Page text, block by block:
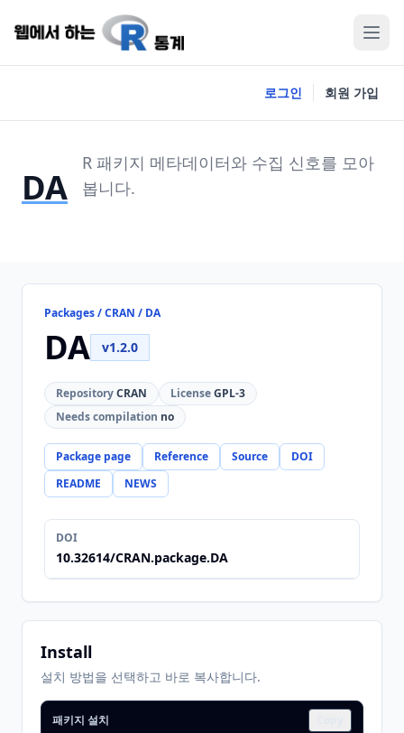
로그인 회원 가입
DA
R 패키지 메타데이터와 수집 신호를 모아
봅니다.
Packages / CRAN / DA
DA v1.2.0
RepositoryCRAN LicenseGPL-3
Needs compilation no
Package page Reference Source
DOI
README
NEWS
DOI
10.32614/CRAN.package.DA
Install
설치 방법을 선택하고 바로 복사합니다.
패키지 설치